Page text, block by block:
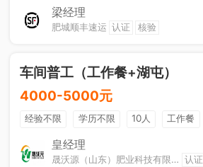
综合补贴
奖励计划
梁经理
肥城顺丰速运 认证 核验
车间普工（工作餐+湖屯）
4000-5000元
经验不限 学历不限 10人
工作餐
奖励计划
节日福利
皇经理
晟沃源（山东）肥业科技有限公司 认证